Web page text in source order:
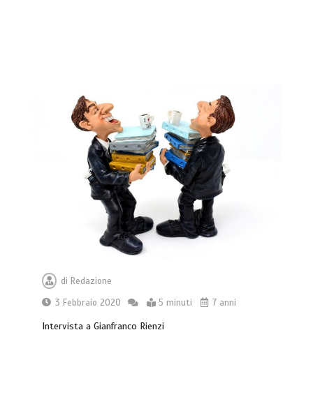
di Redazione
3 Febbraio 2020
5 minuti 7 anni
Intervista a Gianfranco Rienzi